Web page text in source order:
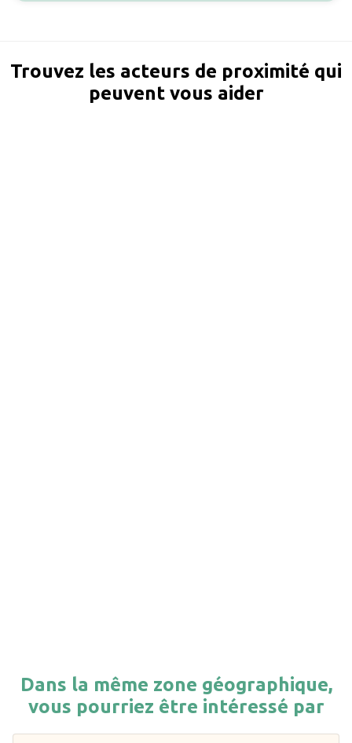
Trouvez les acteurs de proximité qui
peuvent vous aider
Dans la même zone géographique,
vous pourriez être intéressé par